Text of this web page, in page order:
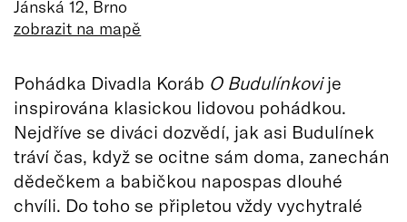
Jánská 12, Brno
zobrazit na mapě
Pohádka Divadla Koráb O Budulínkovije
inspirována klasickou lidovou pohádkou.
Nejdříve se diváci dozvědí, jak asi Budulínek
tráví čas, když se ocitne sám doma, zanechán
dědečkem a babičkou napospas dlouhé
chvíli. Do toho se připletou vždy vychytralé